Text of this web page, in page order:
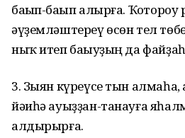
баҫып-баҫып алырға.
әүҙемләштереү өсөн тел
ныҡ итеп баҫыуҙың да
3. Зыян күреүсе тын алмаһа,
йәиһә ауыҙҙан-танауға
алдырырға.